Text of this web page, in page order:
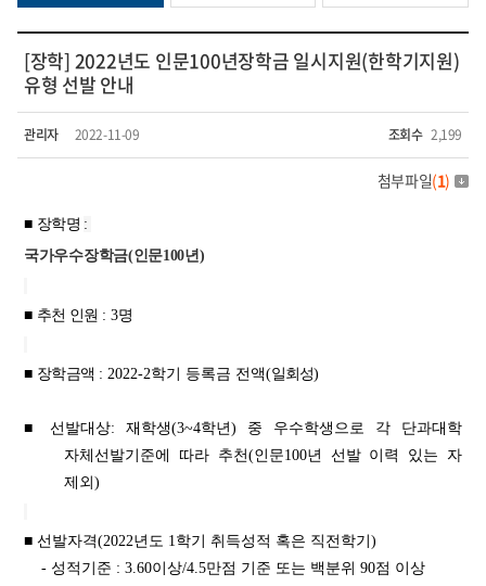
[장학] 2022년도 인문100년장학금 일시지원(한학기지원)
유형 선발 안내
관리자 2022-11-09 조회수 2,199
첨부파일(1)
■ 장학명 :
국가우수장학금(인문100년)
■ 추천 인원 : 3명
■ 장학금액 : 2022-2학기 등록금 전 액(일회성)
■ 선발대상: 재학생(3~4학년) 중 우수학생으로 각 단과대학
자체선발기준에 따라 추천(인문100년 선발 이력 있는 자
제외)
■ 선발자격(2022년도 1학기 취득성적 혹은 직전학기)
- 성적기준 : 3.60이상/4.5만점 기준 또는 백분위 90점 이상